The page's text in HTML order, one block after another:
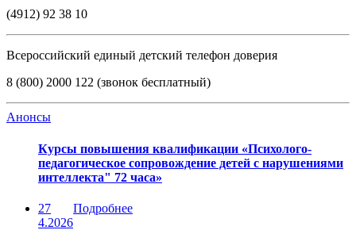
(4912) 92 38 10
Всероссийский единый детский телефон доверия
8 (800) 2000 122 (звонок бесплатный)
Анонсы
Курсы повышения квалификации «Психолого-
педагогическое сопровождение детей с нарушениями
интеллекта" 72 часа»
27
4.2026
Подробнее